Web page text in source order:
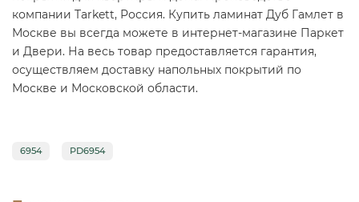
компании Tarkett, Россия. Купить ламинат Дуб Гамлет в
Москве вы всегда можете в интернет-магазине Паркет
и Двери. На весь товар предоставляется гарантия,
осуществляем доставку напольных покрытий по
Москве и Московской области.
6954 PD6954